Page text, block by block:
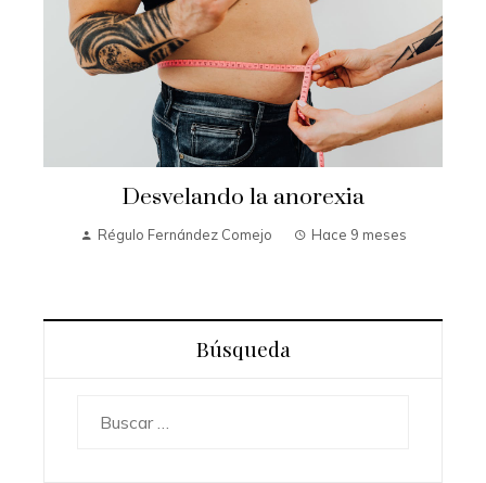
Desvelando la anorexia
Régulo Fernández Comejo Hace 9 meses
Búsqueda